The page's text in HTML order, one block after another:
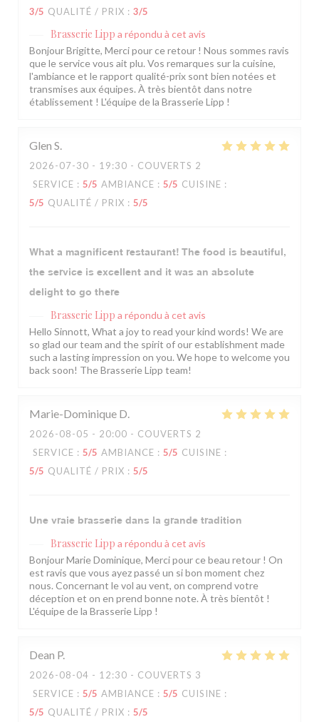
3/5 QUALITÉ / PRIX : 3/5
Brasserie Lipp a répondu à cet avis
Bonjour Brigitte, Merci pour ce retour ! Nous sommes ravis
que le service vous ait plu. Vos remarques sur la cuisine,
l'ambiance et le rapport qualité-prix sont bien notées et
transmises aux équipes. À très bientôt dans notre
établissement ! L'équipe de la Brasserie Lipp !
Glen S
2026-07-30 - 19:30 - COUVERTS 2
SERVICE : 5/5 AMBIANCE : 5/5 CUISINE :
5/5 QUALITÉ / PRIX : 5/5
What a magnificent restaurant! The food is beautiful,
the service is excellent and it was an absolute
delight to go there
Brasserie Lipp a répondu à cet avis
Hello Sinnott, What a joy to read your kind words! We are
so glad our team and the spirit of our establishment made
such a lasting impression on you. We hope to welcome you
back soon! The Brasserie Lipp team!
Marie-Dominique D
2026-08-05 - 20:00 - COUVERTS 2
SERVICE : 5/5 AMBIANCE : 5/5 CUISINE :
5/5 QUALITÉ / PRIX : 5/5
Une vraie brasserie dans la grande tradition
Brasserie Lipp a répondu à cet avis
Bonjour Marie Dominique, Merci pour ce beau retour ! On
est ravis que vous ayez passé un si bon moment chez
nous. Concernant le vol au vent, on comprend votre
déception et on en prend bonne note. À très bientôt !
L'équipe de la Brasserie Lipp !
Dean P
2026-08-04 - 12:30 - COUVERTS 3
SERVICE : 5/5 AMBIANCE : 5/5 CUISINE :
5/5 QUALITÉ / PRIX : 5/5